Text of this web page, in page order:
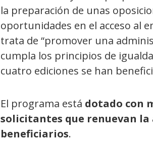
la preparación de unas
oportunidades en el acceso al
trata de “promover una
cumpla los principios de
cuatro ediciones se han
El programa está dotado con
solicitantes que renuevan la
beneficiarios.